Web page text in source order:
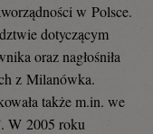
w Polsce.
dotyczącym
oraz nagłośniła
z Milanówka.
także m.in. we
W 2005 roku